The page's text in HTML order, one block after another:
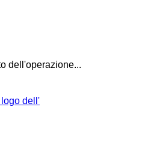
dell'operazione...